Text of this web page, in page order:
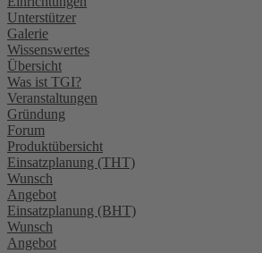
Unterstützer
Galerie
Wissenswertes
Übersicht
Was ist TGI?
Veranstaltungen
Gründung
Forum
Produktübersicht
Einsatzplanung (THT)
Wunsch
Angebot
Einsatzplanung (BHT)
Wunsch
Angebot